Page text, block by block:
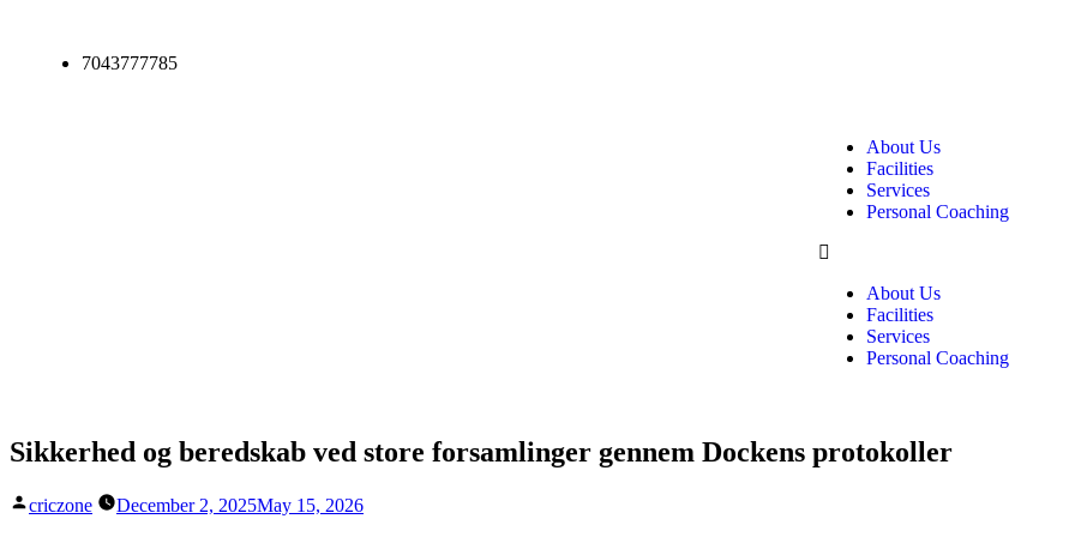
7043777785
About Us
Facilities
Services
Personal Coaching
About Us
Facilities
Services
Personal Coaching
Sikkerhed og beredskab ved store forsamlinger gennem Dockens protokoller
criczone December 2, 2025May 15, 2026